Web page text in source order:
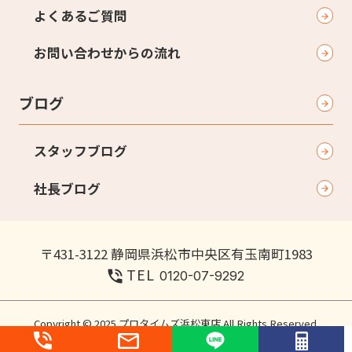
よくあるご質問
お問い合わせからの流れ
ブログ
スタッフブログ
社長ブログ
〒431-3122 静岡県浜松市中央区有玉南町1983
TEL0120-07-9292
Copyright © 2025 プロタイムズ浜松東店 All Rights Reserved.
個人情報保護方針